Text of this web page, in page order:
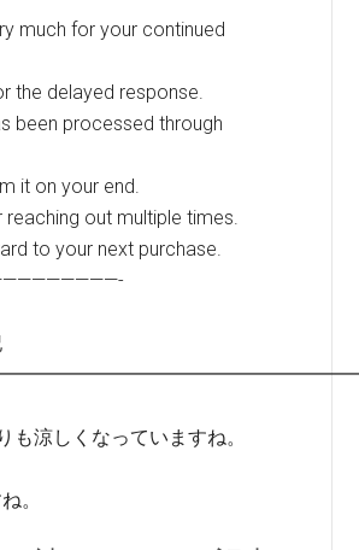
much for your continued
the delayed response.
been processed through
it on your end.
reaching out multiple times.
to your next purchase.
も涼しくなっていますね。
。